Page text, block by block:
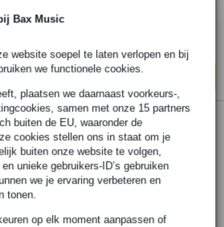
Bax Music
website soepel te laten verlopen en bij
we functionele cookies.
plaatsen we daarnaast voorkeurs-,
samen met onze 15 partners
buiten de EU, waaronder de
cookies stellen ons in staat om je
buiten onze website te volgen,
unieke gebruikers-ID’s gebruiken
we je ervaring verbeteren en
tonen.
op elk moment aanpassen of
In mijn winkelwagen